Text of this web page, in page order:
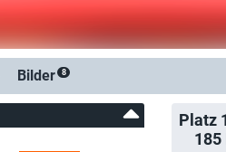
Bilder 8
Platz
185